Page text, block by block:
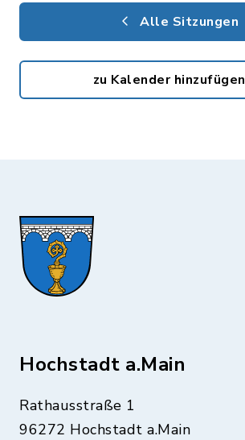
Alle Sitzungen
zu Kalender hinzufügen
Hochstadt a.Main
Rathausstraße 1
96272 Hochstadt a.Main